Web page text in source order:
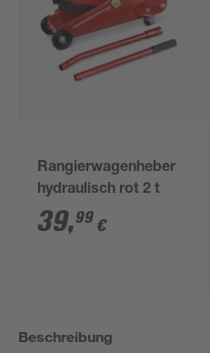
Rangierwagenheber
hydraulisch rot 2 t
39,99 €
Beschreibung